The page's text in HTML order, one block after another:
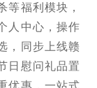
等福利模块，
人中心，操作
，同步上线赣
日慰问礼品置
优惠，一站式